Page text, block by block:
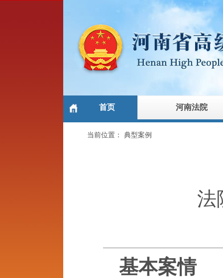
首页 河南法院
当前位置：典型案例
法
基本案情